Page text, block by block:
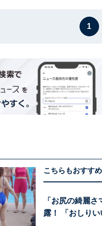
1
こちらもおすすめ
「お尻の綺麗
露！ 「おしり